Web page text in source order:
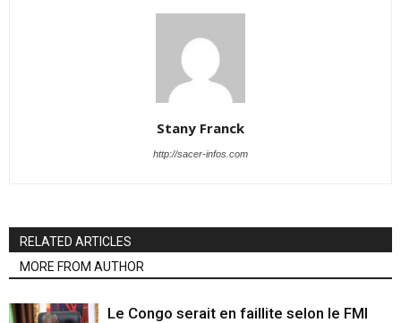
Stany Franck
http://sacer-infos.com
RELATED ARTICLES
MORE FROM AUTHOR
Le Congo serait en faillite selon le FMI